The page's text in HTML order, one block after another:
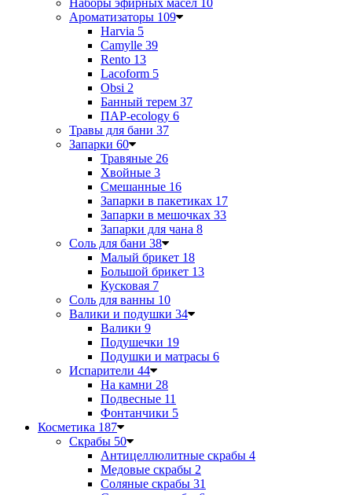
Наборы эфирных масел 10
Ароматизаторы 109
Harvia 5
Camylle 39
Rento 13
Lacoform 5
Obsi 2
Банный терем 37
ПАР-ecology 6
Травы для бани 37
Запарки 60
Травяные 26
Хвойные 3
Смешанные 16
Запарки в пакетиках 17
Запарки в мешочках 33
Запарки для чана 8
Соль для бани 38
Малый брикет 18
Большой брикет 13
Кусковая 7
Соль для ванны 10
Валики и подушки 34
Валики 9
Подушечки 19
Подушки и матрасы 6
Испарители 44
На камни 28
Подвесные 11
Фонтанчики 5
Косметика 187
Скрабы 50
Антицеллюлитные скрабы 4
Медовые скрабы 2
Соляные скрабы 31